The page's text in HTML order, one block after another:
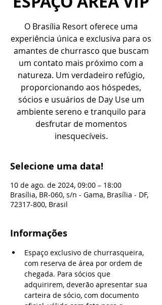
O Brasília Resort oferece uma
experiência única e exclusiva para os
amantes de churrasco que buscam
um contato mais próximo com a
natureza. Um verdadeiro refúgio,
proporcionando aos hóspedes,
sócios e usuários de Day Use um
ambiente sereno e tranquilo para
desfrutar de momentos
inesquecíveis.
Selecione uma data!
10 de ago. de 2024, 09:00 – 18:00
Brasília, BR-060, s/n - Gama, Brasília - DF,
72317-800, Brasil
Informações
Espaço exclusivo de churrasqueira,
com reserva de área por ordem de
chegada. Para sócios que
adquirirem, deverão apresentar sua
carteira de sócio, com documento